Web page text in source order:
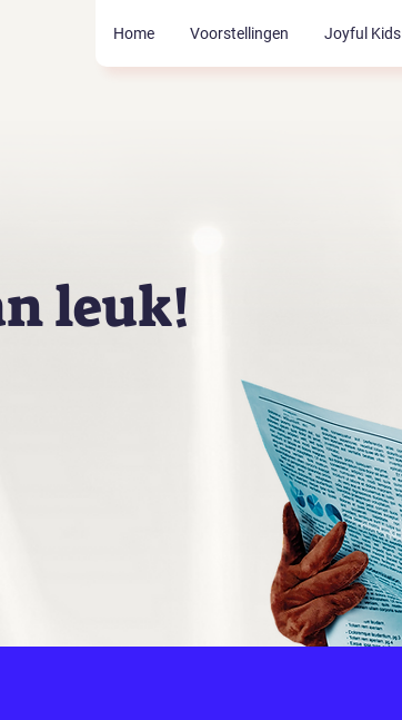
Home Voorstellingen Joyful Kids
leuk!